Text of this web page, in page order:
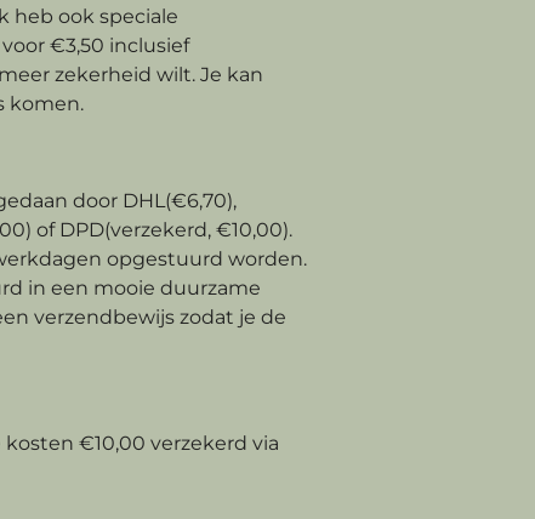
heb ook speciale
€3,50 inclusief
zekerheid wilt. Je kan
komen.
door DHL(€6,70),
of DPD(verzekerd, €10,00).
opgestuurd worden.
in een mooie duurzame
verzendbewijs zodat je de
€10,00 verzekerd via